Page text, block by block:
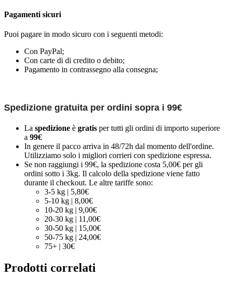
Pagamenti sicuri
Puoi pagare in modo sicuro con i seguenti metodi:
Con PayPal;
Con carte di di credito o debito;
Pagamento in contrassegno alla consegna;
Spedizione gratuita per ordini sopra i 99€
La spedizione è gratis per tutti gli ordini di importo superiore
a 99€
In genere il pacco arriva in 48/72h dal momento dell'ordine.
Utilizziamo solo i migliori corrieri con spedizione espressa.
Se non raggiungi i 99€, la spedizione costa 5,00€ per gli
ordini sotto i 3kg. Il calcolo della spedizione viene fatto
durante il checkout. Le altre tariffe sono:
3-5 kg | 5,80€
5-10 kg | 8,00€
10-20 kg | 9,00€
20-30 kg | 11,00€
30-50 kg | 15,00€
50-75 kg | 24,00€
75+ | 30€
Prodotti correlati